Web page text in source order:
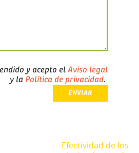
y acepto elAviso legal
y la Política de privacidad.
Efectividad de los